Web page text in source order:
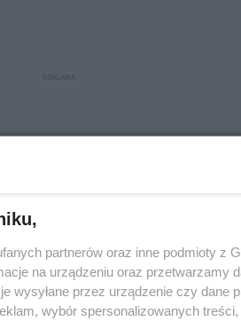
partnerów oraz inne podmioty z
na urządzeniu oraz przetwarzamy
wysyłane przez urządzenie czy dane
wybór spersonalizowanych